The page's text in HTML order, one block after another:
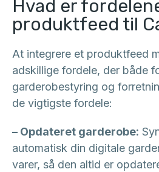
Hvad er
produktfeed til
At integrere et produktfeed
adskillige fordele, der både
garderobestyring og
de vigtigste fordele:
– Opdateret garderobe:
automatisk din digitale
varer, så den altid er